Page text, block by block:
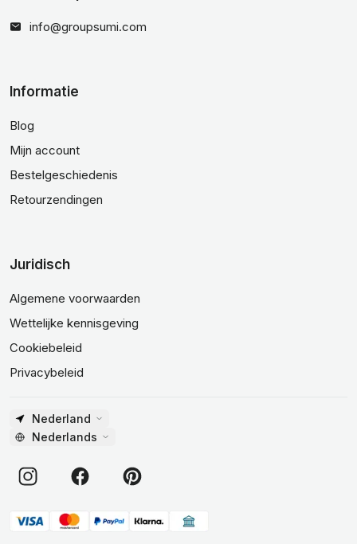
info@groupsumi.com
Informatie
Blog
Mijn account
Bestelgeschiedenis
Retourzendingen
Juridisch
Algemene voorwaarden
Wettelijke kennisgeving
Cookiebeleid
Privacybeleid
Nederland
Nederlands